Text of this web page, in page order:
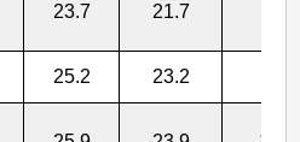
23.7 21.7
25.2 23.2